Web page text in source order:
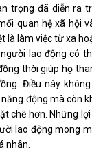
trọng đã diễn ra
quan hệ xã hội
là làm việc từ xa
lao động có
thời giúp họ
Điều này
động mà còn
chẽ hơn. Những
lao động mong
nhân.